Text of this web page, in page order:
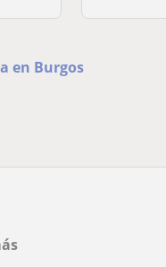
en Burgos